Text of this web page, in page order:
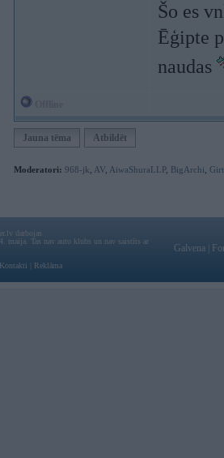
Šo es
Ēģipte
naudas
Jauna tēma Atbildēt
Moderatori: 968-jk AV AiwaShuraLLP, BigArchi
darbojas
maija. Tas nav auto klubs un nav saistīts ar
Kontakti Reklāma
Galvena